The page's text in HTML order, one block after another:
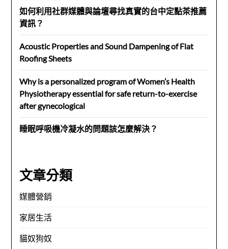
如何利用社群媒體與論壇尋找真實的台中定點茶推薦
資訊？
Acoustic Properties and Sound Dampening of Flat
Roofing Sheets
Why is a personalized program of Women’s Health
Physiotherapy essential for safe return-to-exercise
after gynecological
睡眠呼吸機冷凝水的問題該怎麼解決？
文章分類
媒體營銷
家居生活
貓奴狗奴